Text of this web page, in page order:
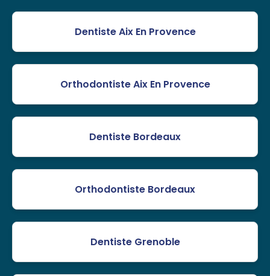
Dentiste Aix En Provence
Orthodontiste Aix En Provence
Dentiste Bordeaux
Orthodontiste Bordeaux
Dentiste Grenoble